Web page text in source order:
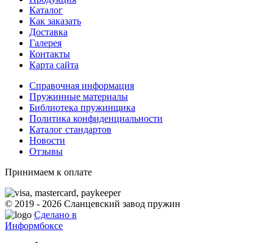
Каталог
Как заказать
Доставка
Галерея
Контакты
Карта сайта
Справочная информация
Пружинные материалы
Библиотека пружинщика
Политика конфиденциальности
Каталог стандартов
Новости
Отзывы
Принимаем к оплате
© 2019 - 2026 Сланцевский завод пружин
Сделано в
Информбоксе